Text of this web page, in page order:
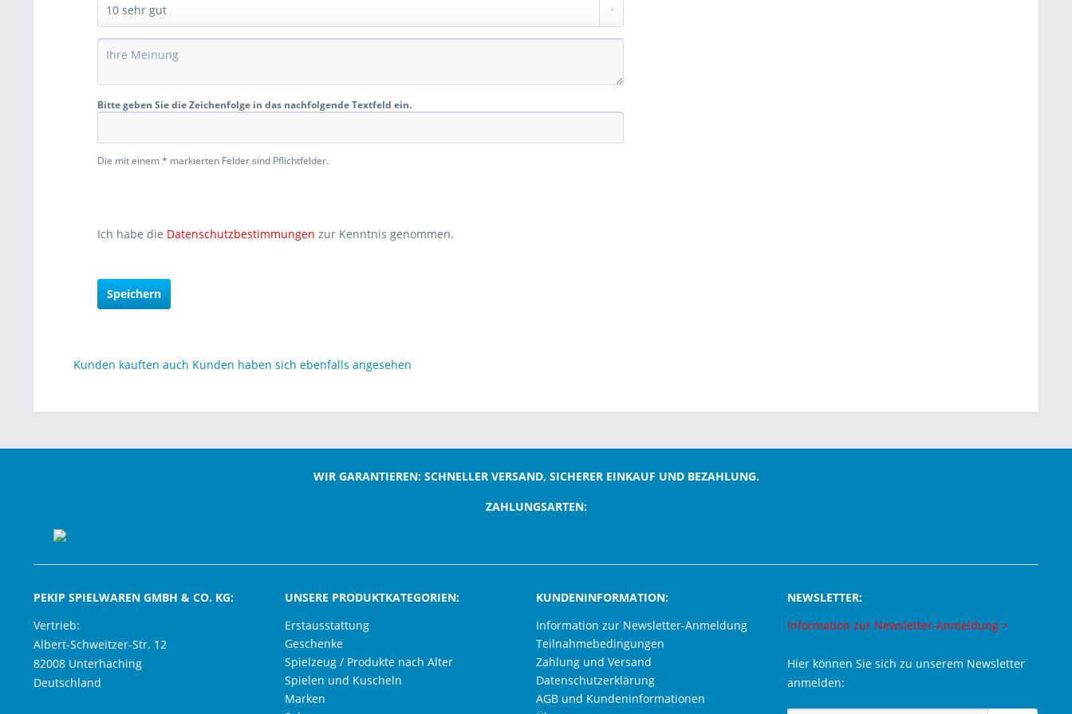
Bitte geben Sie die Zeichenfolge in das nachfolgende Textfeld ein.
Die mit einem * markierten Felder sind Pflichtfelder.
Ich habe die Datenschutzbestimmungen zur Kenntnis genommen.
Speichern
Kunden kauften auch Kunden haben sich ebenfalls angesehen
WIR GARANTIEREN: SCHNELLER VERSAND, SICHERER EINKAUF UND BEZAHLUNG.
ZAHLUNGSARTEN:
PEKIP SPIELWAREN GMBH & CO. KG:
Vertrieb:
Albert-Schweitzer-Str. 12
82008 Unterhaching
Deutschland
UNSERE PRODUKTKATEGORIEN:
Erstausstattung
Geschenke
Spielzeug / Produkte nach Alter
Spielen und Kuscheln
Marken
KUNDENINFORMATION:
Information zur Newsletter-Anmeldung
Teilnahmebedingungen
Zahlung und Versand
Datenschutzerklärung
AGB und Kundeninformationen
NEWSLETTER:
Information zur Newsletter-Anmeldung >
Hier können Sie sich zu unserem Newsletter
anmelden: